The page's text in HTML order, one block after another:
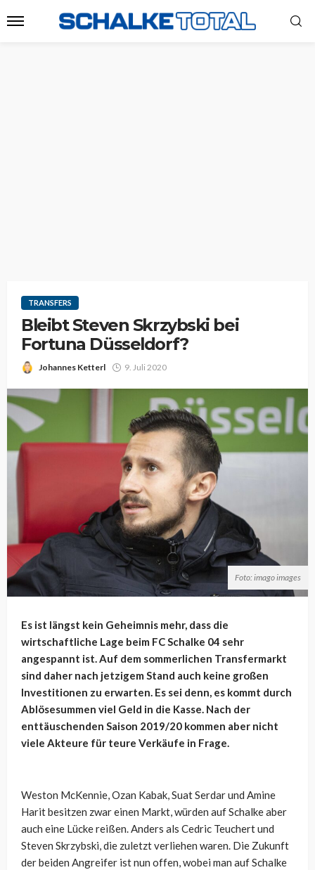
TRANSFERS
Bleibt Steven Skrzybski bei
Fortuna Düsseldorf?
Johannes Ketterl 9. Juli 2020
Foto: imago images
Es ist längst kein Geheimnis mehr, dass die
wirtschaftliche Lage beim FC Schalke 04 sehr
angespannt ist. Auf dem sommerlichen Transfermarkt
sind daher nach jetzigem Stand auch keine großen
Investitionen zu erwarten. Es sei denn, es kommt durch
Ablösesummen viel Geld in die Kasse. Nach der
enttäuschenden Saison 2019/20 kommen aber nicht
viele Akteure für teure Verkäufe in Frage.
Weston McKennie, Ozan Kabak, Suat Serdar und Amine
Harit besitzen zwar einen Markt, würden auf Schalke aber
auch eine Lücke reißen. Anders als Cedric Teuchert und
Steven Skrzybski, die zuletzt verliehen waren. Die Zukunft
der beiden Angreifer ist nun offen, wobei man auf Schalke